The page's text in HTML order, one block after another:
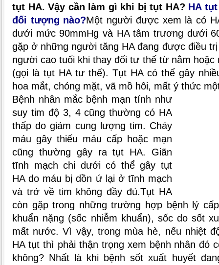
tụt HA. Vậy cần làm gì khi bị tụt HA? HA
đối tượng nào?Một người được xem là có
dưới mức 90mmHg và HA tâm trương dưới
gặp ở những người tăng HA đang được điều
người cao tuổi khi thay đổi tư thế từ nằm hoặc
(gọi là tụt HA tư thế). Tụt HA có thể gây
hoa mắt, chóng mặt, vã mồ hôi, mất ý thức
Bệnh nhân mắc bệnh mạn tính như
suy tim độ 3, 4 cũng thường có HA
thấp do giảm cung lượng tim. Chảy
máu gây thiếu máu cấp hoặc mạn
cũng thường gây ra tụt HA. Giãn
tĩnh mạch chi dưới có thể gây tụt
HA do máu bị dồn ứ lại ở tĩnh mạch
và trở về tim không đầy đủ.Tụt HA
còn gặp trong những trường hợp bệnh lý
khuẩn nặng (sốc nhiễm khuẩn), sốc do sốt
mất nước. Vì vậy, trong mùa hè, nếu nhiệt
HA tụt thì phải thận trọng xem bệnh nhân đó
không? Nhất là khi bệnh sốt xuất huyết